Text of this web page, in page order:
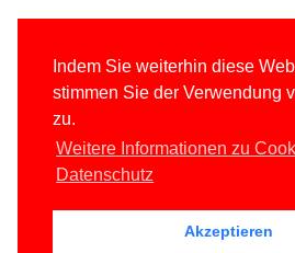
Indem Sie weiterhin diese
stimmen Sie der Verwendung
zu.
Weitere Informationen zu
Datenschutz
Akzeptieren